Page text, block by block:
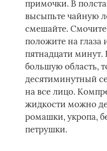
примочки. В
высыпьте чайную
смешайте.
положите на глаза
пятнадцати минут.
большую область,
десятиминутный
на все лицо.
жидкости можно
ромашки, укропа,
петрушки.